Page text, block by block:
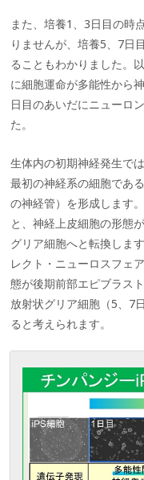
また、培養1、3日目の時
りませんが、培養5、7日
ることもわかりました。
に細胞運命が多能性から
日目のあいだにニューロ
た。
生体内の初期神経発生で
最初の神経系の細胞であ
の神経管）を形成します
と、神経上皮細胞の形態
グリア細胞へと転換しま
レクト・ニューロスフェ
態が後期前部エピブラス
放射状グリア細胞（5、7
ると考えられます。